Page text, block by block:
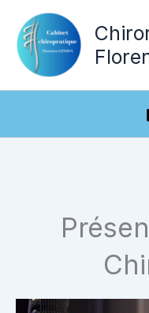
contenu